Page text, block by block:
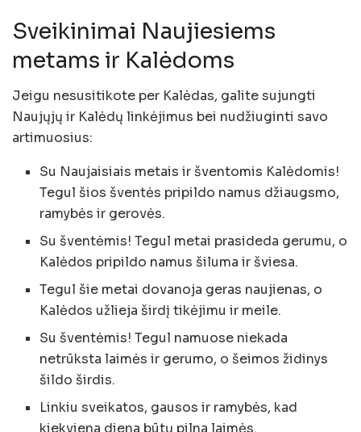
Sveikinimai Naujiesiems
metams ir Kalėdoms
Jeigu nesusitikote per Kalėdas, galite sujungti
Naujųjų ir Kalėdų linkėjimus bei nudžiuginti savo
artimuosius:
Su Naujaisiais metais ir šventomis Kalėdomis!
Tegul šios šventės pripildo namus džiaugsmo,
ramybės ir gerovės.
Su šventėmis! Tegul metai prasideda gerumu, o
Kalėdos pripildo namus šiluma ir šviesa.
Tegul šie metai dovanoja geras naujienas, o
Kalėdos užlieja širdį tikėjimu ir meile.
Su šventėmis! Tegul namuose niekada
netrūksta laimės ir gerumo, o šeimos židinys
šildo širdis.
Linkiu sveikatos, gausos ir ramybės, kad
kiekviena diena būtų pilna laimės.